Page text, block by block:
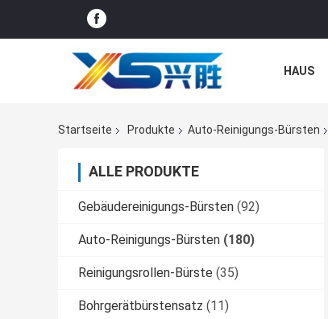
HAUS
Startseite
Produkte Auto-Reinigungs-Bürsten
ALLE PRODUKTE
Gebäudereinigungs-Bürsten (92)
Auto-Reinigungs-Bürsten (180)
Reinigungsrollen-Bürste (35)
Bohrgerätbürstensatz (11)